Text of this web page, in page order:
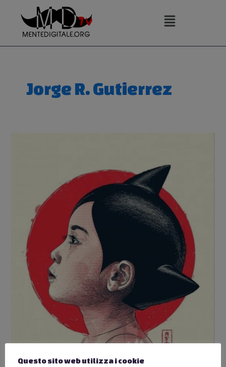
contenuto
Jorge R. Gutierrez
Questo sito web utilizza i cookie